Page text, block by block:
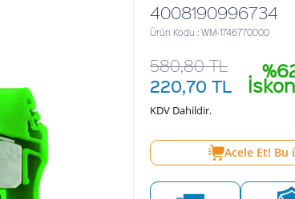
4008190996734
Ürün Kodu : WM-1746770000
580,80TL
220,70 TL
KDV Dahildir.
Acele Et! Bu